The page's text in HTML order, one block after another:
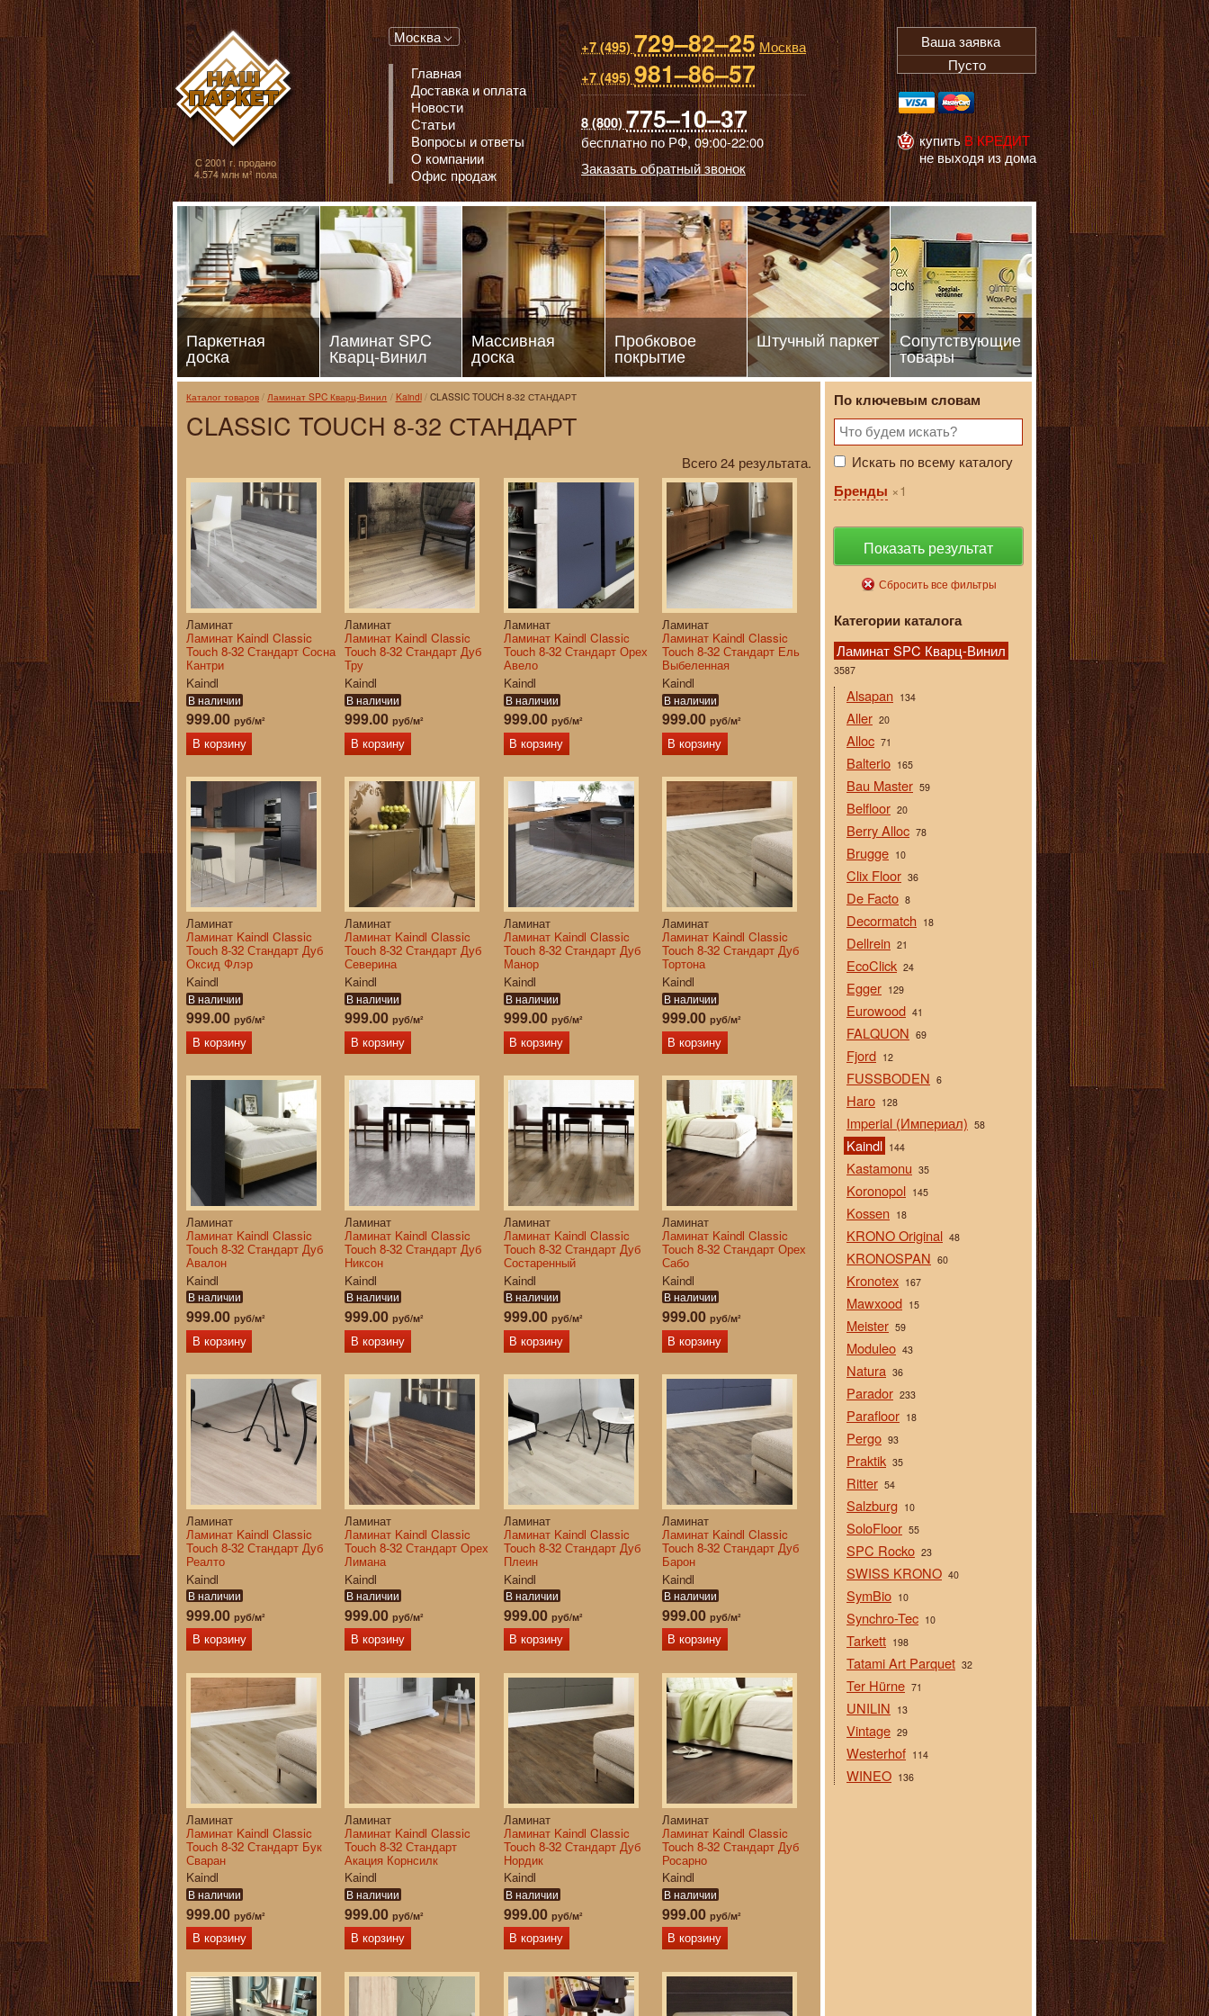
Паркет, Штучный паркет, Массивная доска, Ламинированный паркет
С 2001 г. продано
4.574 млн м² пола
Москва
Главная
Доставка и оплата
Новости
Статьи
Вопросы и ответы
О компании
Офис продаж
+7 (495)729–82–25 Москва
+7 (495)981–86–57
8 (800)775–10–37
бесплатно по РФ,09:00-22:00
Заказать обратный звонок
Ваша заявка
Пусто
купитьВ КРЕДИТ
не выходя из дома
Паркетная
доска
Ламинат SPC
Кварц-Винил
Массивная
доска
Пробковое
покрытие
Штучный паркет Сопутствующие
товары
Каталог товаров Ламинат SPC Кварц-Винил Kaindl CLASSIC TOUCH 8-32 СТАНДАРТ
CLASSIC TOUCH 8-32 СТАНДАРТ
Всего 24 результата.
Ламинат
Ламинат Kaindl Classic
Touch 8-32 Стандарт Сосна
Кантри
Kaindl
В наличии
999.00 руб/м²
В корзину
Ламинат
Ламинат Kaindl Classic
Touch 8-32 Стандарт Дуб
Тру
Kaindl
В наличии
999.00руб/м²
В корзину
Ламинат
Ламинат Kaindl Classic
Touch 8-32 Стандарт Орех
Авело
Kaindl
В наличии
999.00 руб/м²
В корзину
Ламинат
Ламинат Kaindl Classic
Touch 8-32 Стандарт Ель
Выбеленная
Kaindl
В наличии
999.00 руб/м²
В корзину
Ламинат
Ламинат Kaindl Classic
Touch 8-32 Стандарт Дуб
Оксид Флэр
Kaindl
В наличии
999.00 руб/м²
В корзину
Ламинат
Ламинат Kaindl Classic
Touch 8-32 Стандарт Дуб
Северина
Kaindl
В наличии
999.00руб/м²
В корзину
Ламинат
Ламинат Kaindl Classic
Touch 8-32 Стандарт Дуб
Манор
Kaindl
В наличии
999.00 руб/м²
В корзину
Ламинат
Ламинат Kaindl Classic
Touch 8-32 Стандарт Дуб
Тортона
Kaindl
В наличии
999.00 руб/м²
В корзину
Ламинат
Ламинат Kaindl Classic
Touch 8-32 Стандарт Дуб
Авалон
Kaindl
В наличии
999.00 руб/м²
В корзину
Ламинат
Ламинат Kaindl Classic
Touch 8-32 Стандарт Дуб
Никсон
Kaindl
В наличии
999.00руб/м²
В корзину
Ламинат
Ламинат Kaindl Classic
Touch 8-32 Стандарт Дуб
Состаренный
Kaindl
В наличии
999.00 руб/м²
В корзину
Ламинат
Ламинат Kaindl Classic
Touch 8-32 Стандарт Орех
Сабо
Kaindl
В наличии
999.00 руб/м²
В корзину
Ламинат
Ламинат Kaindl Classic
Touch 8-32 Стандарт Дуб
Реалто
Kaindl
В наличии
999.00 руб/м²
В корзину
Ламинат
Ламинат Kaindl Classic
Touch 8-32 Стандарт Орех
Лимана
Kaindl
В наличии
999.00руб/м²
В корзину
Ламинат
Ламинат Kaindl Classic
Touch 8-32 Стандарт Дуб
Плеин
Kaindl
В наличии
999.00 руб/м²
В корзину
Ламинат
Ламинат Kaindl Classic
Touch 8-32 Стандарт Дуб
Барон
Kaindl
В наличии
999.00 руб/м²
В корзину
Ламинат
Ламинат Kaindl Classic
Touch 8-32 Стандарт Бук
Сваран
Kaindl
В наличии
999.00 руб/м²
В корзину
Ламинат
Ламинат Kaindl Classic
Touch 8-32 Стандарт
Акация Корнсилк
Kaindl
В наличии
999.00руб/м²
В корзину
Ламинат
Ламинат Kaindl Classic
Touch 8-32 Стандарт Дуб
Нордик
Kaindl
В наличии
999.00 руб/м²
В корзину
Ламинат
Ламинат Kaindl Classic
Touch 8-32 Стандарт Дуб
Росарно
Kaindl
В наличии
999.00 руб/м²
В корзину
По ключевым словам
Искать по всему каталогу
Бренды
1
Показать результат
Сбросить все фильтры
Категории каталога
Ламинат SPC Кварц-Винил
3587
Alsapan 134
Aller 20
Alloc 71
Balterio 165
Bau Master 59
Belfloor 20
Berry Alloc 78
Brugge 10
Clix Floor 36
De Facto 8
Decormatch 18
Dellrein 21
EcoClick 24
Egger 129
Eurowood 41
FALQUON 69
Fjord 12
FUSSBODEN 6
Haro 128
Imperial (Империал) 58
Kaindl 144
Kastamonu 35
Koronopol 145
Kossen 18
KRONO Original 48
KRONOSPAN 60
Kronotex 167
Mawxood 15
Meister 59
Moduleo 43
Natura 36
Parador 233
Parafloor 18
Pergo 93
Praktik 35
Ritter 54
Salzburg 10
SoloFloor 55
SPC Rocko 23
SWISS KRONO 40
SymBio 10
Synchro-Tec 10
Tarkett 198
Tatami Art Parquet 32
Ter Hürne 71
UNILIN 13
Vintage 29
Westerhof 114
WINEO 136